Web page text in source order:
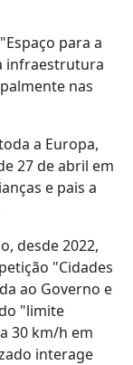
para a
infraestrutura
nas
a Europa,
27 de abril em
e pais a
desde 2022,
"Cidades
ao Governo e
"limite
30 km/h em
interage